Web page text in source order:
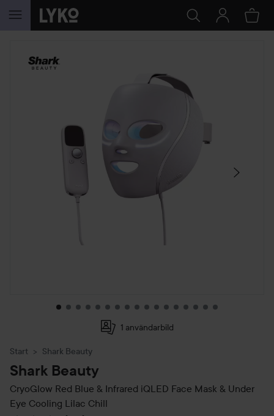
HOPPA TILL INNEHÅLLET
HOPPA ÖVER SEKTIONEN
1 användarbild
Start Shark Beauty
Shark Beauty
CryoGlow Red Blue & Infrared iQLED Face Mask & Under
Eye Cooling Lilac Chill